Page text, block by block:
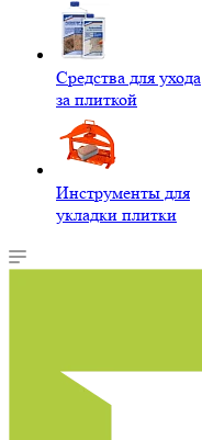
Средства для ухода
за плиткой
Инструменты для
укладки плитки